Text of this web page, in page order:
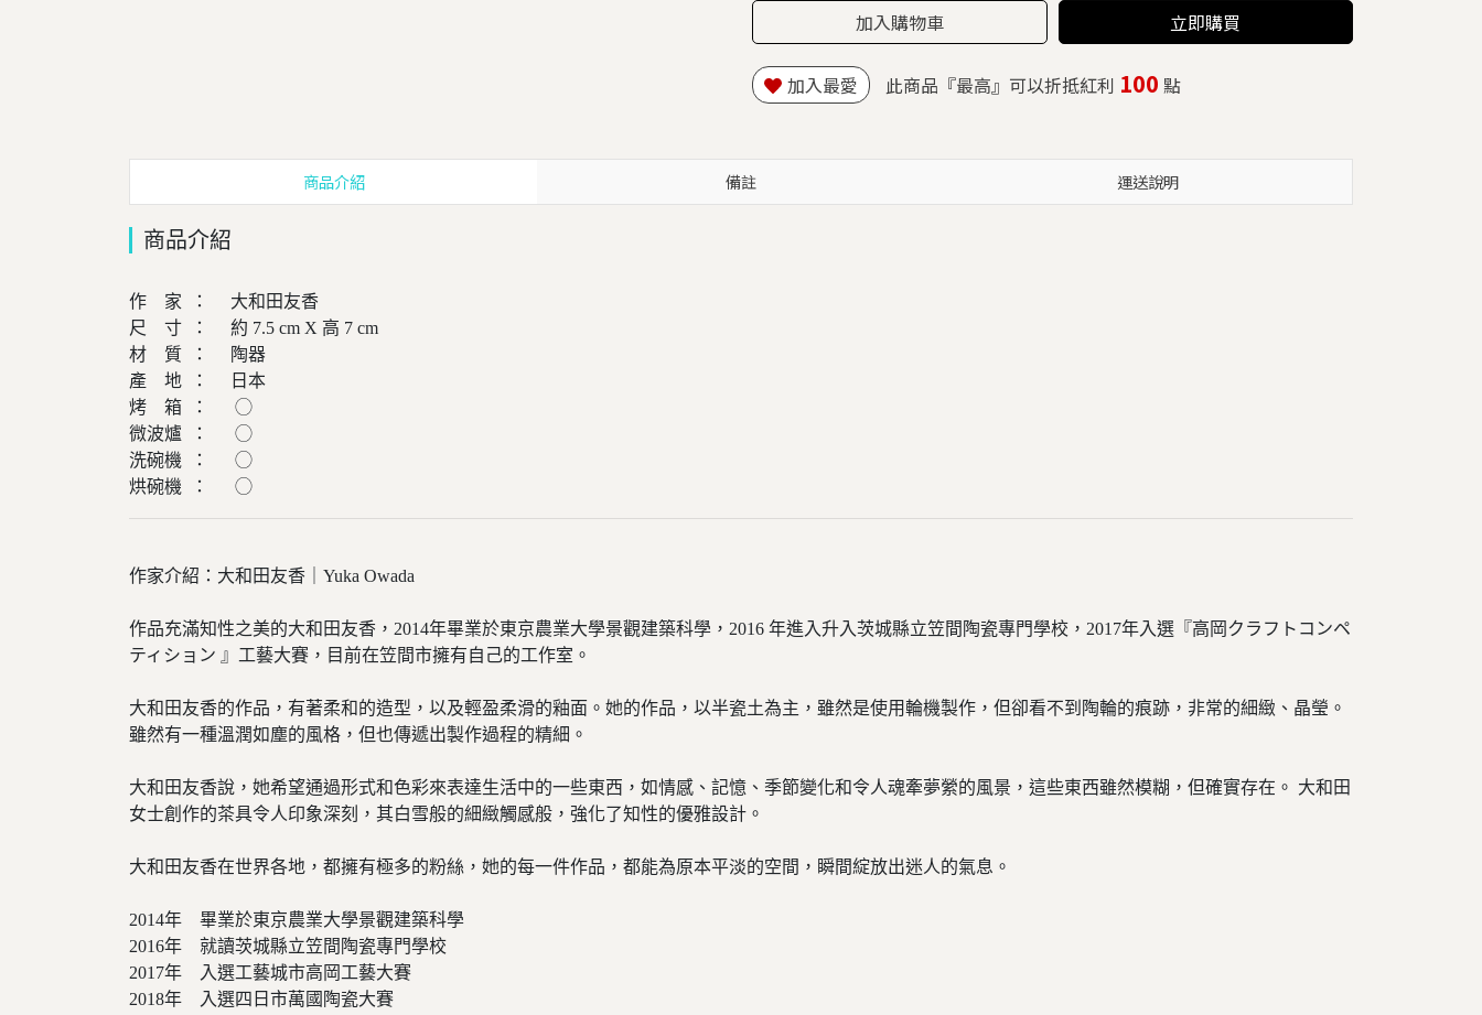
加入購物車 立即購買
加入最愛 此商品『最高』可以折抵紅利 100 點
商品介紹 備註 運送說明
商品介紹
作 家 ： 大和田友香
尺 寸 ： 約 7.5 cm X 高 7 cm
材 質 ： 陶器
產 地 ： 日本
烤 箱 ： ◯
微波爐 ： ◯
洗碗機 ： ◯
烘碗機 ： ◯
作家介紹：大和田友香｜Yuka Owada
作品充滿知性之美的大和田友香，2014年畢業於東京農業大學景觀建築科學，2016 年進入升入茨城縣立笠間陶瓷專門學校，2017年入選『高岡クラフトコンペ
ティション 』工藝大賽，目前在笠間市擁有自己的工作室。
大和田友香的作品，有著柔和的造型，以及輕盈柔滑的釉面。她的作品，以半瓷土為主，雖然是使用輪機製作，但卻看不到陶輪的痕跡，非常的細緻、晶瑩。
雖然有一種溫潤如塵的風格，但也傳遞出製作過程的精細。
大和田友香說，她希望通過形式和色彩來表達生活中的一些東西，如情感、記憶、季節變化和令人魂牽夢縈的風景，這些東西雖然模糊，但確實存在。 大和田
女士創作的茶具令人印象深刻，其白雪般的細緻觸感般，強化了知性的優雅設計。
大和田友香在世界各地，都擁有極多的粉絲，她的每一件作品，都能為原本平淡的空間，瞬間綻放出迷人的氣息。
2014年 畢業於東京農業大學景觀建築科學
2016年 就讀茨城縣立笠間陶瓷專門學校
2017年 入選工藝城市高岡工藝大賽
2018年 入選四日市萬國陶瓷大賽